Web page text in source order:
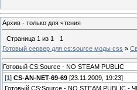
Архив - только для чтения
Страница 1 из 1
1
Готовый сервер для cs:source моды css »
Готовый CS:Source - NO STEAM PUBLIC
[1 ] CS-AN-NET-69-69 [23.11.2009, 19:23]
Готовый CS:Source - NO STEAM